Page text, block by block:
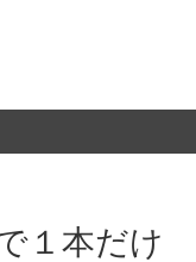
１本だけ